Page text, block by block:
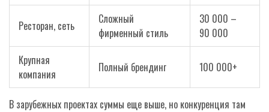
Ресторан, сеть
Сложный
фирменный стиль
30 000 –
90 000
Крупная
компания
Полный брендинг 100 000+
В зарубежных проектах суммы еще выше, но конкуренция там